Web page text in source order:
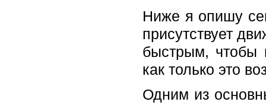
Ниже я опишу
присутствует
быстрым, чтобы
как только это
Одним из